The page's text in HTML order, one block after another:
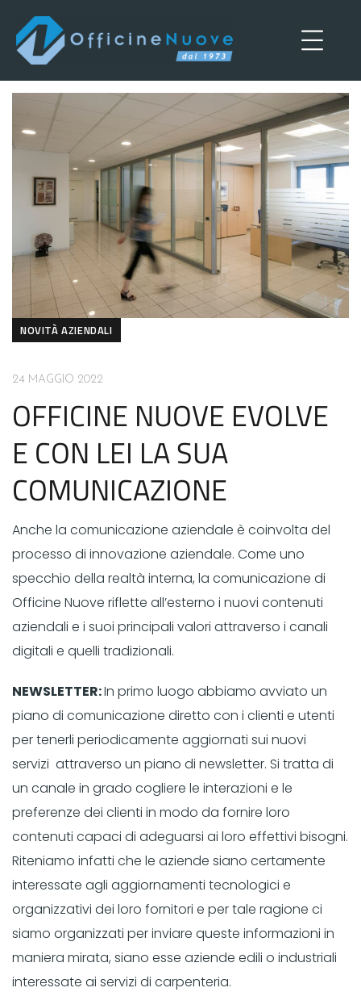
NOVITÀ AZIENDALI
24 MAGGIO 2022
OFFICINE NUOVE EVOLVE
E CON LEI LA SUA
COMUNICAZIONE
Anche la comunicazione aziendale è coinvolta del
processo di innovazione aziendale. Come uno
specchio della realtà interna, la comunicazione di
Officine Nuove riflette all’esterno i nuovi contenuti
aziendali e i suoi principali valori attraverso i canali
digitali e quelli tradizionali.
NEWSLETTER:In primo luogo abbiamo avviato un
piano di comunicazione diretto con i clienti e utenti
per tenerli periodicamente aggiornati sui nuovi
servizi attraverso un piano di newsletter. Si tratta di
un canale in grado cogliere le interazioni e le
preferenze dei clienti in modo da fornire loro
contenuti capaci di adeguarsi ai loro effettivi bisogni.
Riteniamo infatti che le aziende siano certamente
interessate agli aggiornamenti tecnologici e
organizzativi dei loro fornitori e per tale ragione ci
siamo organizzati per inviare queste informazioni in
maniera mirata, siano esse aziende edili o industriali
interessate ai servizi di carpenteria.